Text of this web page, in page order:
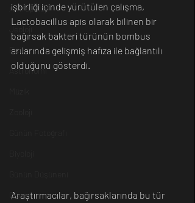
Antropoloji
Fizik
Astronomi
Çevre
işbirliği içinde yürütülen çalışma,
Lactobacillus apis olarak bilinen bir
bağırsak bakteri türünün bombus
arılarında gelişmiş hafıza ile bağlantılı
olduğunu gösterdi.
Araştırmacılar, bağırsaklarında bu tür